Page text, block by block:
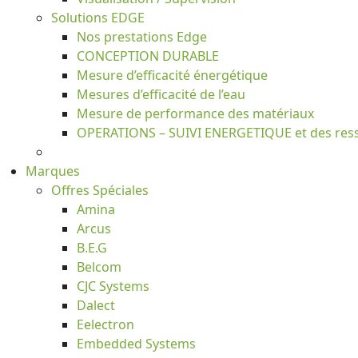
Solutions EDGE
Nos prestations Edge
CONCEPTION DURABLE
Mesure d’efficacité énergétique
Mesures d’efficacité de l’eau
Mesure de performance des matériaux
OPERATIONS – SUIVI ENERGETIQUE et des
Marques
Offres Spéciales
Amina
Arcus
B.E.G
Belcom
CJC Systems
Dalect
Eelectron
Embedded Systems